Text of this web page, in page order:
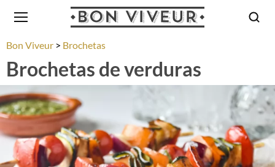
Bon Viveur Brochetas
Brochetas de verduras